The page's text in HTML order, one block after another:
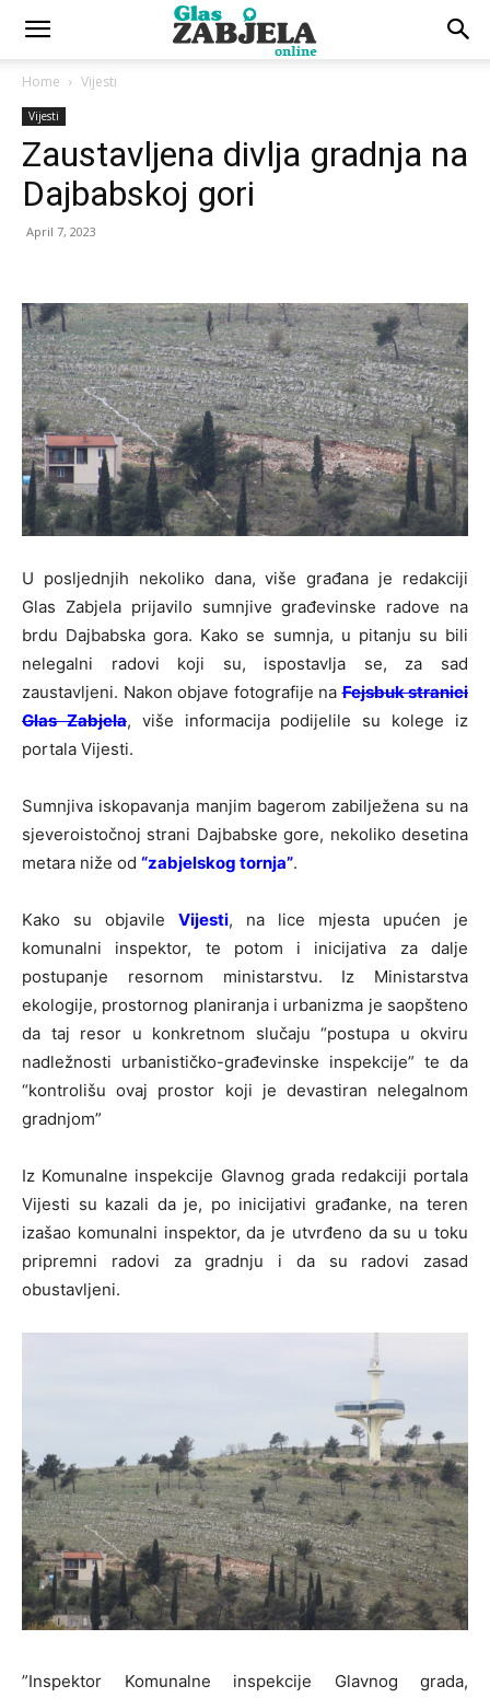
Home Vijesti
Vijesti
Zaustavljena divlja gradnja na
Dajbabskoj gori
April 7, 2023
U posljednjih nekoliko dana, više građana je redakciji
Glas Zabjela prijavilo sumnjive građevinske radove na
brdu Dajbabska gora. Kako se sumnja, u pitanju su bili
nelegalni radovi koji su, ispostavlja se, za sad
zaustavljeni. Nakon objave fotografije naFejsbuk stranici
Glas Zabjela, više informacija podijelile su kolege iz
portala Vijesti.
Sumnjiva iskopavanja manjim bagerom zabilježena su na
sjeveroistočnoj strani Dajbabske gore, nekoliko desetina
metara niže od “zabjelskog tornja”.
Kako su objavile Vijesti, na lice mjesta upućen je
komunalni inspektor, te potom i inicijativa za dalje
postupanje resornom ministarstvu. Iz Ministarstva
ekologije, prostornog planiranja i urbanizma je saopšteno
da taj resor u konkretnom slučaju “postupa u okviru
nadležnosti urbanističko-građevinske inspekcije” te da
“kontrolišu ovaj prostor koji je devastiran nelegalnom
gradnjom”
Iz Komunalne inspekcije Glavnog grada redakciji portala
Vijesti su kazali da je, po inicijativi građanke, na teren
izašao komunalni inspektor, da je utvrđeno da su u toku
pripremni radovi za gradnju i da su radovi zasad
obustavljeni.
”Inspektor Komunalne inspekcije Glavnog grada,